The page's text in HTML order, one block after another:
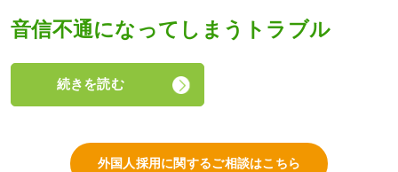
音信不通になってしまうトラブル
続きを読む
外国人採用に関するご相談はこちら